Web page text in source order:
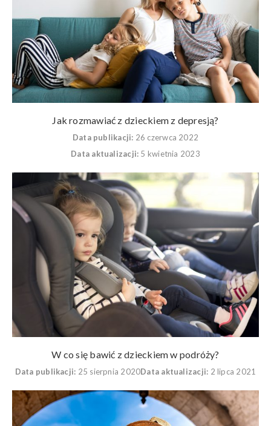
Jak rozmawiać z dzieckiem z depresją?
Data publikacji: 26 czerwca 2022
Data aktualizacji: 5 kwietnia 2023
W co się bawić z dzieckiem w podróży?
Data publikacji: 25 sierpnia 2020Data aktualizacji: 2 lipca 2021